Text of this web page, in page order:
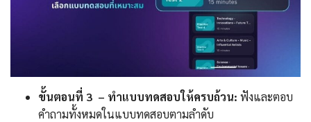
ขั้นตอนที่ 3 – ทำแบบทดสอบให้ครบถ้วน: ฟังและตอบ
คำถามทั้งหมดในแบบทดสอบตามลำดับ